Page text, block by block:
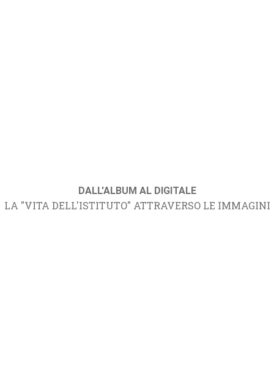
DALL'ALBUM AL DIGITALE
LA "VITA DELL'ISTITUTO" ATTRAVERSO LE IMMAGINI